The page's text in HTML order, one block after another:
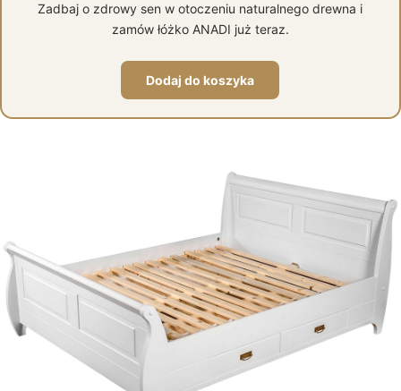
Zadbaj o zdrowy sen w otoczeniu naturalnego drewna i
zamów łóżko ANADI już teraz.
Dodaj do koszyka